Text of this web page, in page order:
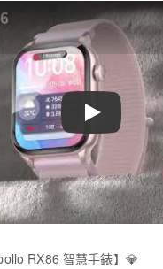
Play
RX86 智慧手錶】 💎